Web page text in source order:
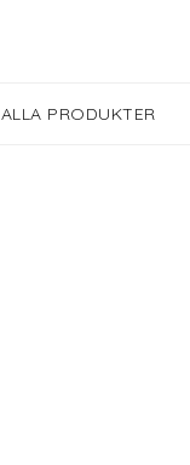
ALLA PRODUKTER